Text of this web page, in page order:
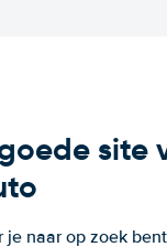
site
naar op zoek